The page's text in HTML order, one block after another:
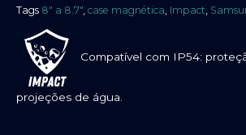
Tags 8" a 8.7", case magnética, Impact,
Compatível com IP54:
projeções de água.